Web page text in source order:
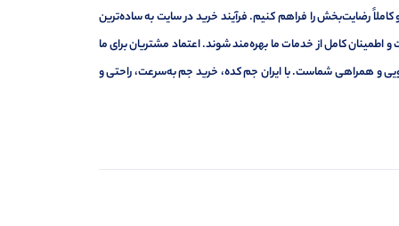
رضایت‌بخش را فراهم کنیم. فرآیند خرید در سایت به ساده‌ترین
کامل از خدمات ما بهره‌مند شوند. اعتماد مشتریان برای ما
و همراهی شماست. با ایران جم کده، خرید جم به‌سرعت، راحتی و